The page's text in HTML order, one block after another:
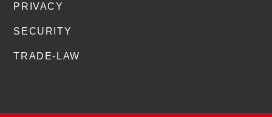
PRIVACY
SECURITY
TRADE-LAW